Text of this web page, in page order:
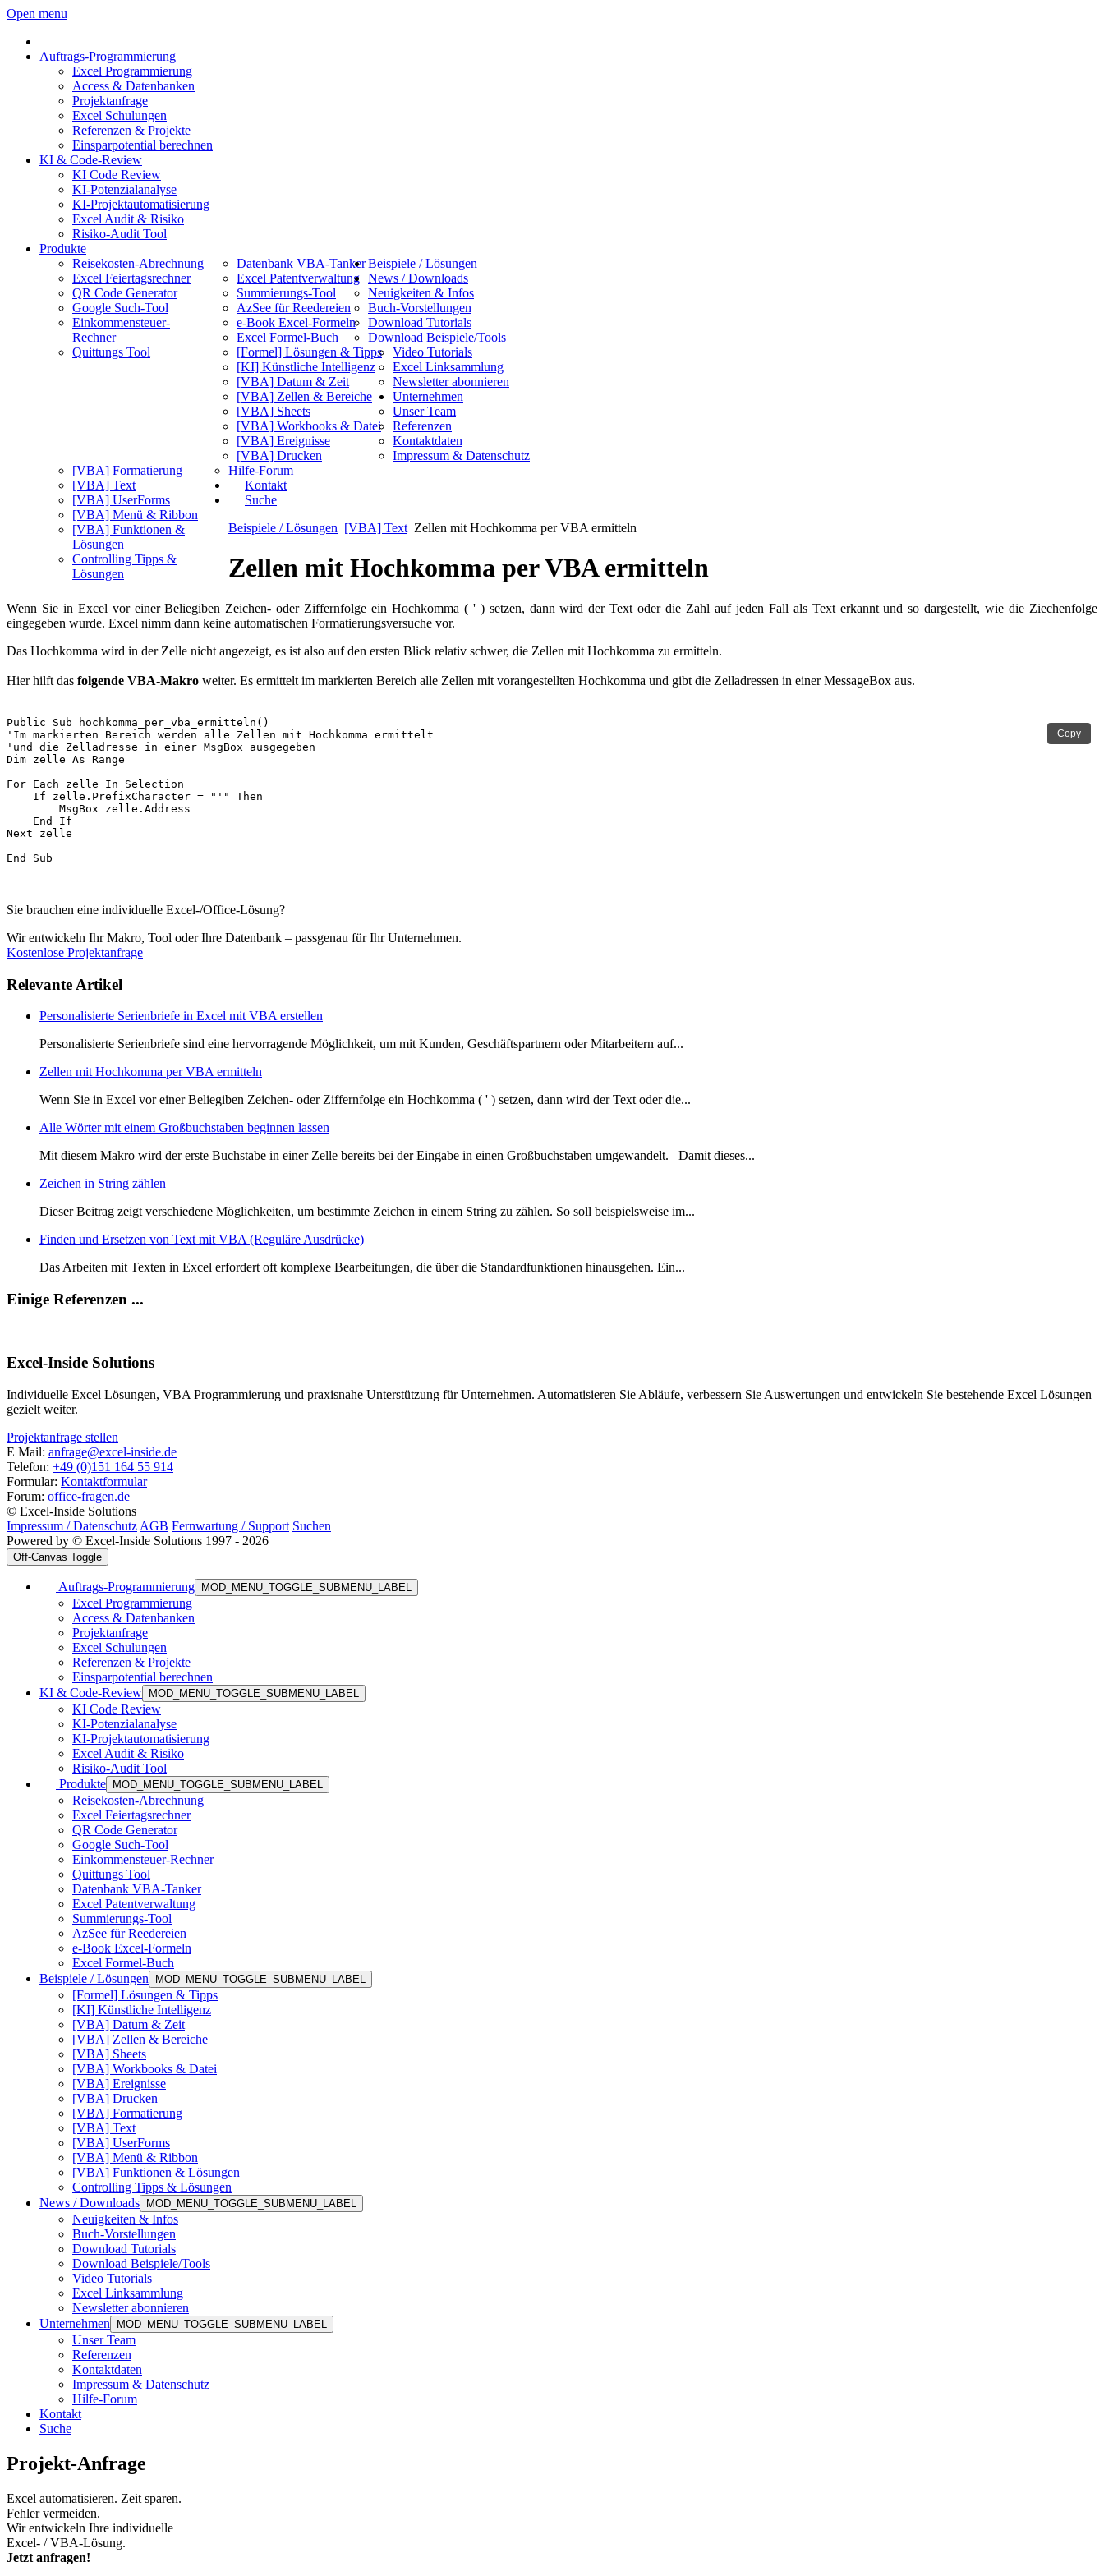
Open menu
Auftrags-Programmierung
Excel Programmierung
Access & Datenbanken
Projektanfrage
Excel Schulungen
Referenzen & Projekte
Einsparpotential berechnen
KI & Code-Review
KI Code Review
KI-Potenzialanalyse
KI-Projektautomatisierung
Excel Audit & Risiko
Risiko-Audit Tool
Produkte
Reisekosten-Abrechnung
Excel Feiertagsrechner
QR Code Generator
Google Such-Tool
Einkommensteuer-
Rechner
Quittungs Tool
Datenbank VBA-Tanker
Excel Patentverwaltung
Summierungs-Tool
AzSee für Reedereien
e-Book Excel-Formeln
Excel Formel-Buch
Beispiele / Lösungen
[Formel] Lösungen & Tipps
[KI] Künstliche Intelligenz
[VBA] Datum & Zeit
[VBA] Zellen & Bereiche
[VBA] Sheets
[VBA] Workbooks & Datei
[VBA] Ereignisse
[VBA] Drucken
[VBA] Formatierung
[VBA] Text
[VBA] UserForms
[VBA] Menü & Ribbon
[VBA] Funktionen &
Lösungen
Controlling Tipps &
Lösungen
News / Downloads
Neuigkeiten & Infos
Buch-Vorstellungen
Download Tutorials
Download Beispiele/Tools
Video Tutorials
Excel Linksammlung
Newsletter abonnieren
Unternehmen
Unser Team
Referenzen
Kontaktdaten
Impressum & Datenschutz
Hilfe-Forum
Kontakt
Suche
Beispiele / Lösungen [VBA] Text Zellen mit Hochkomma per VBA ermitteln
Zellen mit Hochkomma per VBA ermitteln
Wenn Sie in Excel vor einer Beliegiben Zeichen- oder Ziffernfolge ein Hochkomma ( ' ) setzen, dann wird der Text oder die Zahl auf jeden Fall als Text erkannt und so dargestellt, wie die Ziechenfolge
eingegeben wurde. Excel nimm dann keine automatischen Formatierungsversuche vor.
Das Hochkomma wird in der Zelle nicht angezeigt, es ist also auf den ersten Blick relativ schwer, die Zellen mit Hochkomma zu ermitteln.
Hier hilft das folgende VBA-Makro weiter. Es ermittelt im markierten Bereich alle Zellen mit vorangestellten Hochkomma und gibt die Zelladressen in einer MessageBox aus.
Copy
Public Sub hochkomma_per_vba_ermitteln()
'Im markierten Bereich werden alle Zellen mit Hochkomma ermittelt
'und die Zelladresse in einer MsgBox ausgegeben
Dim zelle As Range
For Each zelle In Selection
If zelle.PrefixCharacter = "'" Then
MsgBox zelle.Address
End If
Next zelle
Sie brauchen eine individuelle Excel-/Office-Lösung?
Wir entwickeln Ihr Makro, Tool oder Ihre Datenbank – passgenau für Ihr Unternehmen.
Kostenlose Projektanfrage
Relevante Artikel
Personalisierte Serienbriefe in Excel mit VBA erstellen
Personalisierte Serienbriefe sind eine hervorragende Möglichkeit, um mit Kunden, Geschäftspartnern oder Mitarbeitern auf...
Zellen mit Hochkomma per VBA ermitteln
Wenn Sie in Excel vor einer Beliegiben Zeichen- oder Ziffernfolge ein Hochkomma ( ' ) setzen, dann wird der Text oder die...
Alle Wörter mit einem Großbuchstaben beginnen lassen
Mit diesem Makro wird der erste Buchstabe in einer Zelle bereits bei der Eingabe in einen Großbuchstaben umgewandelt. Damit dieses...
Zeichen in String zählen
Dieser Beitrag zeigt verschiedene Möglichkeiten, um bestimmte Zeichen in einem String zu zählen. So soll beispielsweise im...
Finden und Ersetzen von Text mit VBA (Reguläre Ausdrücke)
Das Arbeiten mit Texten in Excel erfordert oft komplexe Bearbeitungen, die über die Standardfunktionen hinausgehen. Ein...
Einige Referenzen ...
Excel-Inside Solutions
Individuelle Excel Lösungen, VBA Programmierung und praxisnahe Unterstützung für Unternehmen. Automatisieren Sie Abläufe, verbessern Sie Auswertungen und entwickeln Sie bestehende Excel Lösungen
gezielt weiter.
Projektanfrage stellen
E Mail: anfrage@excel-inside.de
Telefon: +49 (0)151 164 55 914
Formular: Kontaktformular
Forum: office-fragen.de
© Excel-Inside Solutions
Impressum / Datenschutz AGB Fernwartung / Support Suchen
Powered by © Excel-Inside Solutions 1997 - 2026
Off-Canvas Toggle
Auftrags-Programmierung MOD_MENU_TOGGLE_SUBMENU_LABEL
Excel Programmierung
Access & Datenbanken
Projektanfrage
Excel Schulungen
Referenzen & Projekte
Einsparpotential berechnen
KI & Code-Review
MOD_MENU_TOGGLE_SUBMENU_LABEL
KI Code Review
KI-Potenzialanalyse
KI-Projektautomatisierung
Excel Audit & Risiko
Risiko-Audit Tool
Produkte
MOD_MENU_TOGGLE_SUBMENU_LABEL
Reisekosten-Abrechnung
Excel Feiertagsrechner
QR Code Generator
Google Such-Tool
Einkommensteuer-Rechner
Quittungs Tool
Datenbank VBA-Tanker
Excel Patentverwaltung
Summierungs-Tool
AzSee für Reedereien
e-Book Excel-Formeln
Excel Formel-Buch
Beispiele / Lösungen
MOD_MENU_TOGGLE_SUBMENU_LABEL
[Formel] Lösungen & Tipps
[KI] Künstliche Intelligenz
[VBA] Datum & Zeit
[VBA] Zellen & Bereiche
[VBA] Sheets
[VBA] Workbooks & Datei
[VBA] Ereignisse
[VBA] Drucken
[VBA] Formatierung
[VBA] Text
[VBA] UserForms
[VBA] Menü & Ribbon
[VBA] Funktionen & Lösungen
Controlling Tipps & Lösungen
News / Downloads
MOD_MENU_TOGGLE_SUBMENU_LABEL
Neuigkeiten & Infos
Buch-Vorstellungen
Download Tutorials
Download Beispiele/Tools
Video Tutorials
Excel Linksammlung
Newsletter abonnieren
Unternehmen
MOD_MENU_TOGGLE_SUBMENU_LABEL
Unser Team
Referenzen
Kontaktdaten
Impressum & Datenschutz
Hilfe-Forum
Kontakt
Suche
Projekt-Anfrage
Excel automatisieren. Zeit sparen.
Fehler vermeiden.
Wir entwickeln Ihre individuelle
Excel- / VBA-Lösung.
Jetzt anfragen!